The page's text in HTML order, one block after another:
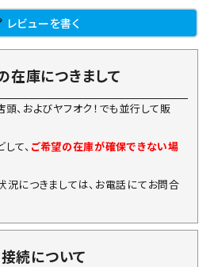
レビューを書く
庫につきまして
、およびヤフオク！でも並行して販
て、 ご希望の在庫が確保できない場
につきましては、お電話にてお問合
続について